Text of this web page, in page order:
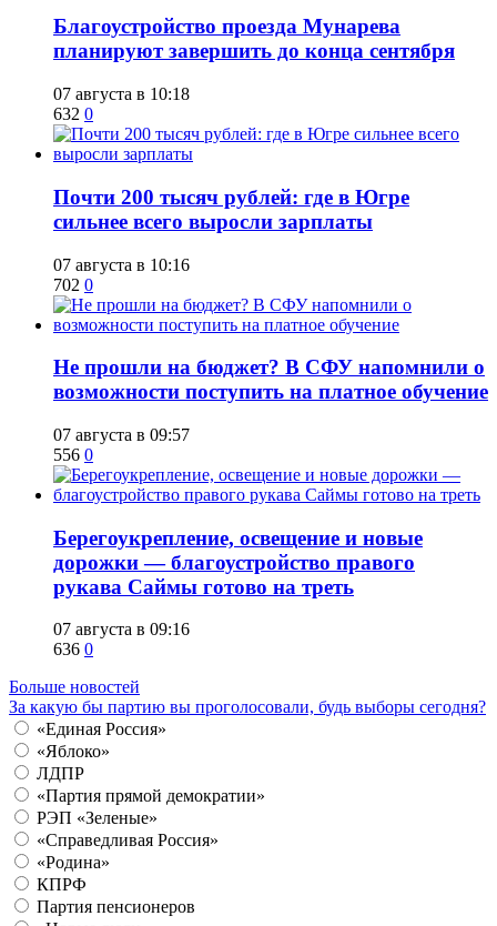
Благоустройство проезда Мунарева
планируют завершить до конца сентября
07 августа в 10:18
632 0
​Почти 200 тысяч рублей: где в Югре
сильнее всего выросли зарплаты
07 августа в 10:16
702 0
Не прошли на бюджет? В СФУ напомнили о
возможности поступить на платное обучение
07 августа в 09:57
556 0
Берегоукрепление, освещение и новые
дорожки — благоустройство правого
рукава Саймы готово на треть
07 августа в 09:16
636 0
Больше новостей
За какую бы партию вы проголосовали, будь выборы сегодня?
«Единая Россия»
«Яблоко»
ЛДПР
«Партия прямой демократии»
РЭП «Зеленые»
«Справедливая Россия»
«Родина»
КПРФ
Партия пенсионеров